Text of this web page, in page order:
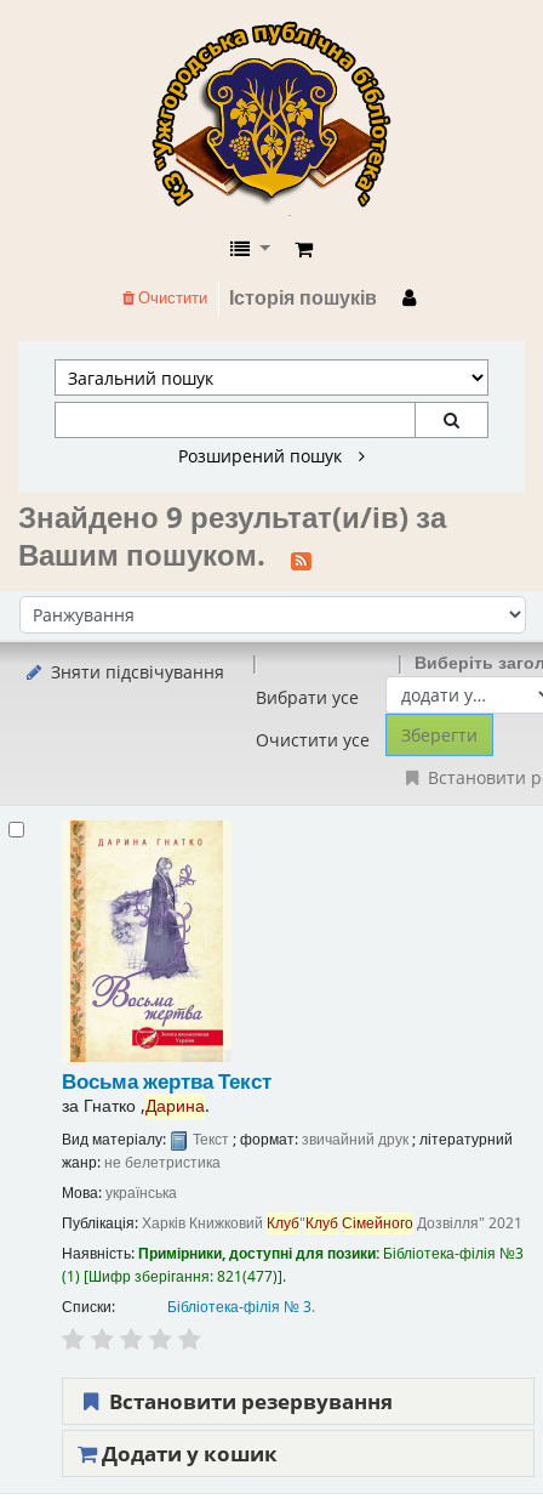
КЗ "Ужгородська публічна
Історія пошуків
Очистити
Розширений пошук
Знайдено 9 результат(и/ів) за
Вашим пошуком.
Сортувати за:
Зняти підсвічування
Вибрати усе
Очистити усе
Виберіть
Встановити
Восьма жертваТекст
за Гнатко ,Дарина.
Вид матеріалу: Текст; формат:звичайний друк; літературний
жанр: не белетристика
Мова:українська
Публікація:Харків Книжковий Клуб"КлубСімейногоДозвілля" 2021
Наявність:Примірники, доступні для позики: Бібліотека-філія №3
(1) Шифр зберігання:821(477) .
Списки:
Бібліотека-філія № 3.
Встановити резервування
Додати у кошик